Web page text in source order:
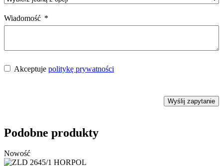
Wiadomość
Akceptuje politykę prywatności
Wyślij zapytanie
Podobne produkty
Nowość